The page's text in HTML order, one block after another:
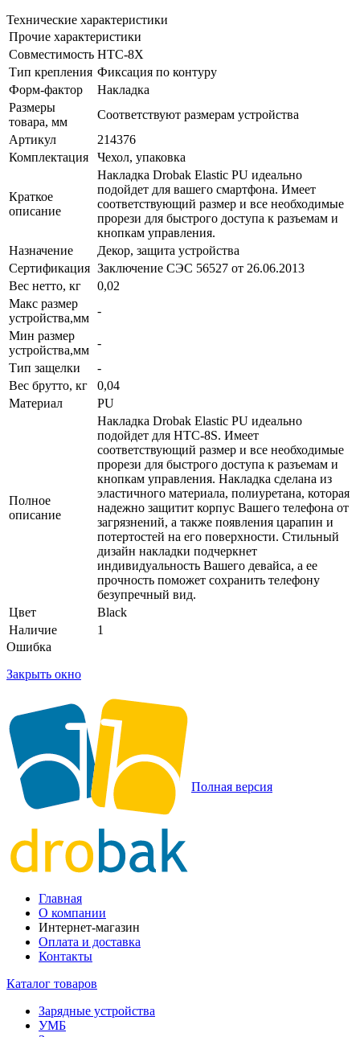
Технические характеристики
Прочие характеристики
Совместимость HTC-8X
Тип крепления Фиксация по контуру
Форм-фактор
Накладка
Размеры
товара, мм
Соответствуют размерам устройства
Артикул
214376
Комплектация
Чехол, упаковка
Краткое
описание
Накладка Drobak Elastic PU идеально
подойдет для вашего смартфона. Имеет
соответствующий размер и все необходимые
прорези для быстрого доступа к разъемам и
кнопкам управления.
Назначение
Декор, защита устройства
Сертификация Заключение СЭС 56527 от 26.06.2013
Вес нетто, кг
0,02
Макс размер
устройства,мм
-
Мин размер
устройства,мм
-
Тип защелки
-
Вес брутто, кг
0,04
Материал
PU
Полное
описание
Накладка Drobak Elastic PU идеально
подойдет для HTC-8S. Имеет
соответствующий размер и все необходимые
прорези для быстрого доступа к разъемам и
кнопкам управления. Накладка сделана из
эластичного материала, полиуретана, которая
надежно защитит корпус Вашего телефона от
загрязнений, а также появления царапин и
потертостей на его поверхности. Стильный
дизайн накладки подчеркнет
индивидуальность Вашего девайса, а ее
прочность поможет сохранить телефону
безупречный вид.
Цвет
Black
Наличие
1
Ошибка
Закрыть окно
Полная версия
Главная
О компании
Интернет-магазин
Оплата и доставка
Контакты
Каталог товаров
Зарядные устройства
УМБ